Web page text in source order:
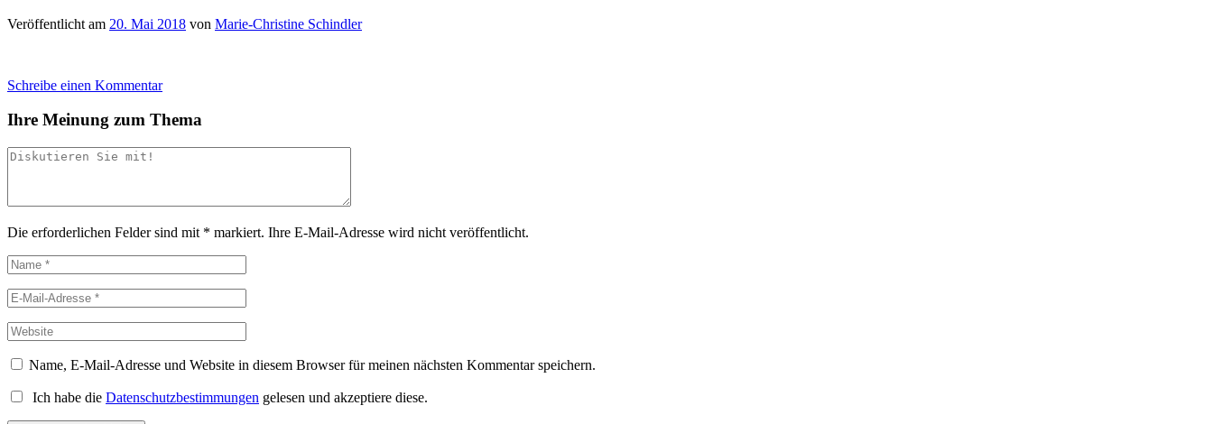
Veröffentlicht am 20. Mai 2018 von Marie-Christine Schindler
Schreibe einen Kommentar
Ihre Meinung zum Thema
Die erforderlichen Felder sind mit * markiert. Ihre E-Mail-Adresse wird nicht veröffentlicht.
Name, E-Mail-Adresse und Website in diesem Browser für meinen nächsten Kommentar speichern.
Ich habe die Datenschutzbestimmungen gelesen und akzeptiere diese.